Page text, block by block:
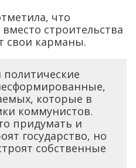
что
строительства
свои карманы.
которые в
коммунистов.
придумать и
государство, но
собственные